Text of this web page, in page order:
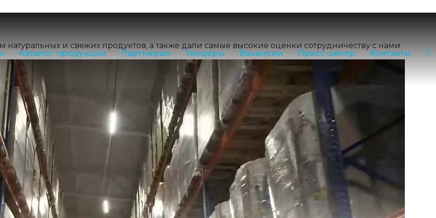
Каталог продукции Партнерам Тендеры Вакансии Пресс-центр Контакты
Отдел продаж:(81755) 2-18-62,(81755) 2-07-13
Производство, лаборатория:
Контакты отделов
и свежих продуктов, а также дали самые высокие оценки сотрудничеству с нами.